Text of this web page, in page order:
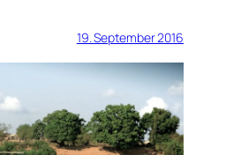
19. September 2016